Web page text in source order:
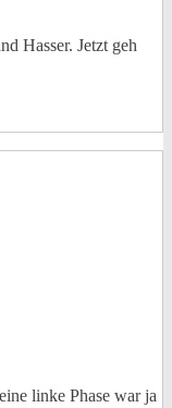
Hasser. Jetzt geh
linke Phase war ja